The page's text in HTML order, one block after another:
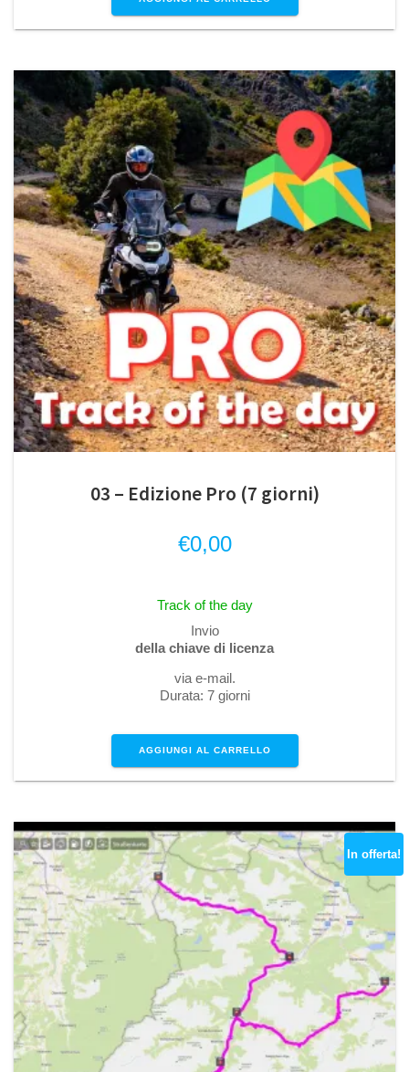
03 – Edizione Pro (7 giorni)
€0,00
Track of the day
Invio
della chiave di licenza
via e-mail.
Durata: 7 giorni
AGGIUNGI AL CARRELLO
In offerta!